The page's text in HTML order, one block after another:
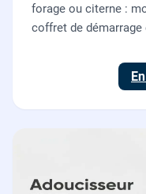
forage ou citerne :
coffret de démarrage
et posée par nos